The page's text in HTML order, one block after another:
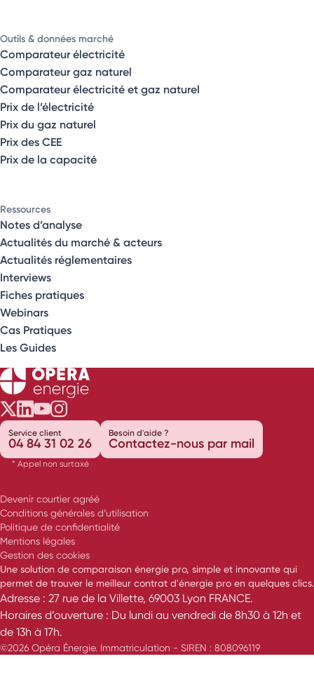
Outils & données marché
Comparateur électricité
Comparateur gaz naturel
Comparateur électricité et gaz naturel
Prix de l’électricité
Prix du gaz naturel
Prix des CEE
Prix de la capacité
Ressources
Notes d’analyse
Actualités du marché & acteurs
Actualités réglementaires
Interviews
Fiches pratiques
Webinars
Cas Pratiques
Les Guides
Opéra Énergie sur Twitter
Opéra Énergie sur LinkedIn
Opéra Énergie sur Youtube
Opéra Énergie sur Instagram
Service client
04 84 31 02 26
* Appel non surtaxé
Besoin d'aide ?
Contactez-nous par mail
Devenir courtier agréé
Conditions générales d’utilisation
Politique de confidentialité
Mentions légales
Gestion des cookies
Une solution de comparaison énergie pro, simple et innovante qui
permet de trouver le meilleur contrat d'énergie pro en quelques clics.
Adresse : 27 rue de la Villette, 69003 Lyon FRANCE.
Horaires d’ouverture : Du lundi au vendredi de 8h30 à 12h et
de 13h à 17h.
©2026 Opéra Énergie. Immatriculation - SIREN : 808096119